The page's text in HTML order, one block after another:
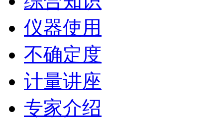
仪器使用
不确定度
计量讲座
专家介绍